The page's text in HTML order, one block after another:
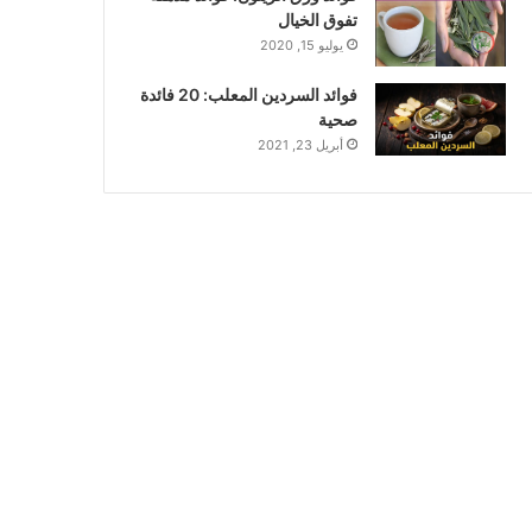
تفوق الخيال
يوليو 15, 2020
فوائد السردين المعلب: 20 فائدة
صحية
أبريل 23, 2021